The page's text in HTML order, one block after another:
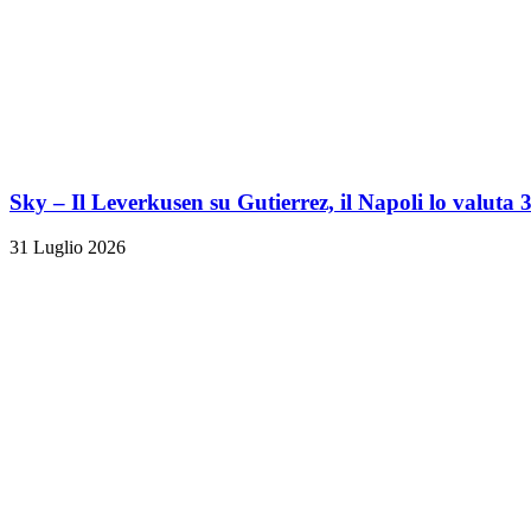
Sky – Il Leverkusen su Gutierrez, il Napoli lo valuta
31 Luglio 2026